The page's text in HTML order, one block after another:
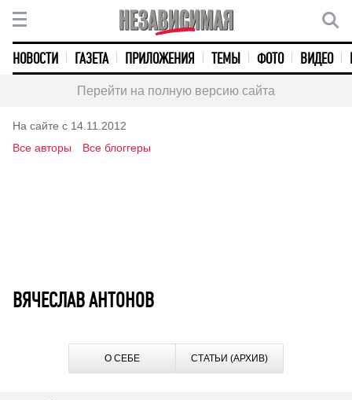
НОВОСТИ ГАЗЕТА ПРИЛОЖЕНИЯ ТЕМЫ ФОТО ВИДЕО
Перейти на полную версию сайта
На сайте с 14.11.2012
Все авторы
Все блоггеры
ВЯЧЕСЛАВ АНТОНОВ
О СЕБЕ СТАТЬИ (АРХИВ)